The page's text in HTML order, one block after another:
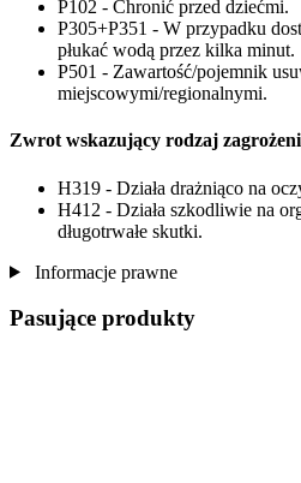
P102 - Chronić przed dziećmi.
P305+P351 - W przypadku
płukać wodą przez kilka minut.
P501 - Zawartość/pojemnik
miejscowymi/regionalnymi.
Zwrot wskazujący rodzaj
H319 - Działa drażniąco na
H412 - Działa szkodliwie na
długotrwałe skutki.
Informacje prawne
Pasujące produkty